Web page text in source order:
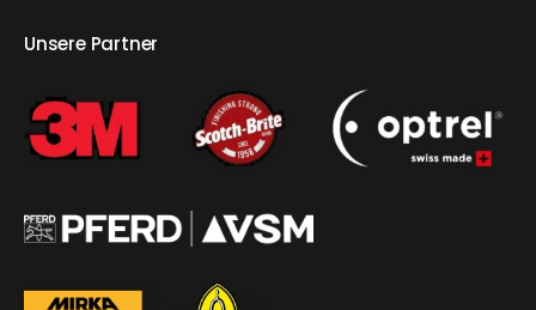
Unsere Partner